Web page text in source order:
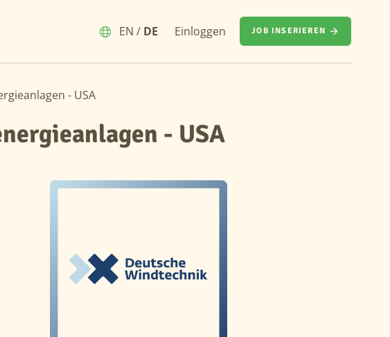
EN / DE Einloggen JOB INSERIEREN
- USA
- USA